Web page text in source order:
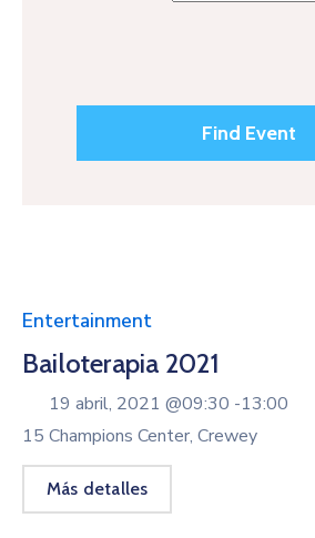
Entertainment
Bailoterapia 2021
19 abril, 2021 @09:30 -13:00
15 Champions Center, Crewey
Más detalles